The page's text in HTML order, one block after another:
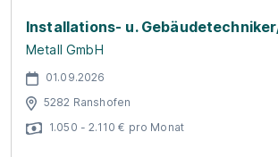
Installations- u.
Metall GmbH
01.09.2026
5282 Ranshofen
1.050 - 2.110 € pro Monat